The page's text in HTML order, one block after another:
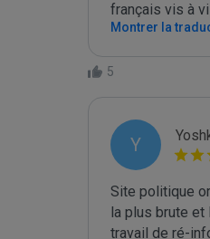
français vis à
Montrer la
5
Y
Site politique
la plus brute et
travail de ré-